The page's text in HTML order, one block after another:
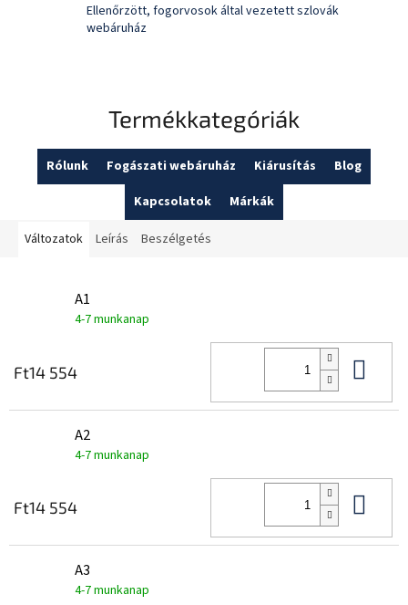
Ellenőrzött, fogorvosok által vezetett szlovák
webáruház
Termékkategóriák
Rólunk Fogászati webáruház Kiárusítás
Blog
Kapcsolatok
Márkák
Változatok Leírás Beszélgetés
A1
4-7 munkanap
Ft14 554
A2
4-7 munkanap
Ft14 554
A3
4-7 munkanap